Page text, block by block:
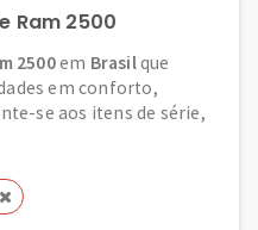
Ram 2500
2500em Brasilque
em conforto,
se aos itens de série,